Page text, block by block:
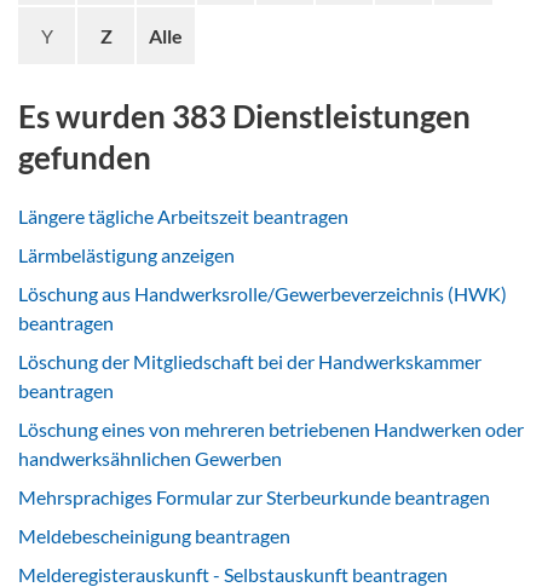
Y Z Alle
Es wurden 383 Dienstleistungen
gefunden
Längere tägliche Arbeitszeit beantragen
Lärmbelästigung anzeigen
Löschung aus Handwerksrolle/Gewerbeverzeichnis (HWK)
beantragen
Löschung der Mitgliedschaft bei der Handwerkskammer
beantragen
Löschung eines von mehreren betriebenen Handwerken oder
handwerksähnlichen Gewerben
Mehrsprachiges Formular zur Sterbeurkunde beantragen
Meldebescheinigung beantragen
Melderegisterauskunft - Selbstauskunft beantragen